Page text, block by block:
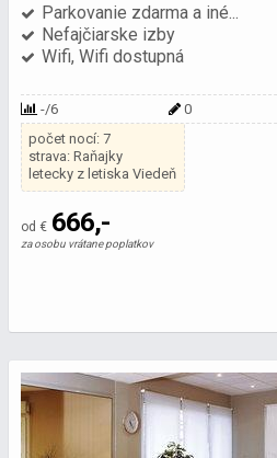
Parkovanie zdarma a iné...
Nefajčiarske izby
Wifi, Wifi dostupná
-/6 0
počet nocí: 7
strava: Raňajky
letecky z letiska Viedeň
od € 666,-
za osobu vrátane poplatkov